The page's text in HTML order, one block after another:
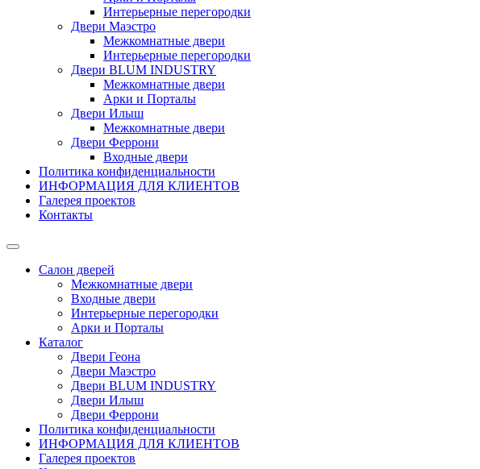
Интерьерные перегородки
Двери Маэстро
Межкомнатные двери
Интерьерные перегородки
Двери BLUM INDUSTRY
Межкомнатные двери
Арки и Порталы
Двери Илыш
Межкомнатные двери
Двери Феррони
Входные двери
Политика конфиденциальности
ИНФОРМАЦИЯ ДЛЯ КЛИЕНТОВ
Галерея проектов
Контакты
Салон дверей
Межкомнатные двери
Входные двери
Интерьерные перегородки
Арки и Порталы
Каталог
Двери Геона
Двери Маэстро
Двери BLUM INDUSTRY
Двери Илыш
Двери Феррони
Политика конфиденциальности
ИНФОРМАЦИЯ ДЛЯ КЛИЕНТОВ
Галерея проектов